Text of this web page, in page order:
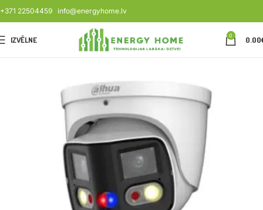
+371 22504459 info@energyhome.lv
IZVĒLNE 0 0.00